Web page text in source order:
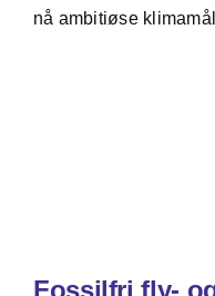
nå ambitiøse